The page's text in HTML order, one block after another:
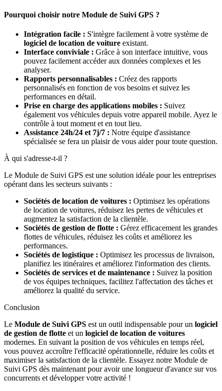
Pourquoi choisir notre Module de Suivi GPS ?
Intégration facile : S'intègre facilement à votre système de
logiciel de location de voiture existant.
Interface conviviale : Grâce à son interface intuitive, vous
pouvez facilement accéder aux données complexes et les
analyser.
Rapports personnalisables : Créez des rapports
personnalisés en fonction de vos besoins et suivez les
performances en détail.
Prise en charge des applications mobiles : Suivez
également vos véhicules depuis votre appareil mobile. Ayez le
contrôle à tout moment et en tout lieu.
Assistance 24h/24 et 7j/7 : Notre équipe d'assistance
spécialisée se fera un plaisir de vous aider pour toute question.
À qui s'adresse-t-il ?
Le Module de Suivi GPS est une solution idéale pour les entreprises
opérant dans les secteurs suivants :
Sociétés de location de voitures : Optimisez les opérations
de location de voitures, réduisez les pertes de véhicules et
augmentez la satisfaction de la clientèle.
Sociétés de gestion de flotte : Gérez efficacement les grandes
flottes de véhicules, réduisez les coûts et améliorez les
performances.
Sociétés de logistique : Optimisez les processus de livraison,
planifiez les itinéraires et améliorez l'information des clients.
Sociétés de services et de maintenance : Suivez la position
de vos équipes techniques, facilitez l'affectation des tâches et
améliorez la qualité du service.
Conclusion
Le Module de Suivi GPS est un outil indispensable pour un logiciel
de gestion de flotte et un logiciel de location de voitures
modernes. En suivant la position de vos véhicules en temps réel,
vous pouvez accroître l'efficacité opérationnelle, réduire les coûts et
maximiser la satisfaction de la clientèle. Essayez notre Module de
Suivi GPS dès maintenant pour avoir une longueur d'avance sur vos
concurrents et développer votre activité !